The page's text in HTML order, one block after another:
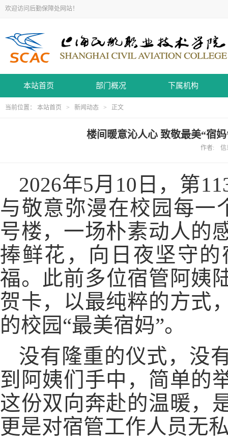
欢迎访问后勤保障处网站！
本站首页 部门概况 下属机构
当前位置： 本站首页 > 新闻动态 > 正文
楼间暖意沁人心 致敬最美“宿
作者: 信
2026年5月10日，第
与敬意弥漫在校园每一
号楼，一场朴素动人的
捧鲜花，向日夜坚守
福。 此前多位宿管阿姨
贺卡，以最纯粹的方式
的校园“最美宿妈”。
没有隆重的仪式，没
到阿姨们手中，简单的
这份双向奔赴的温暖，
更是对宿管工作人员无